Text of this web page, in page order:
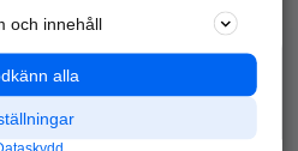
Annonsera
Integritet
Nödnummer
och innehåll
alla